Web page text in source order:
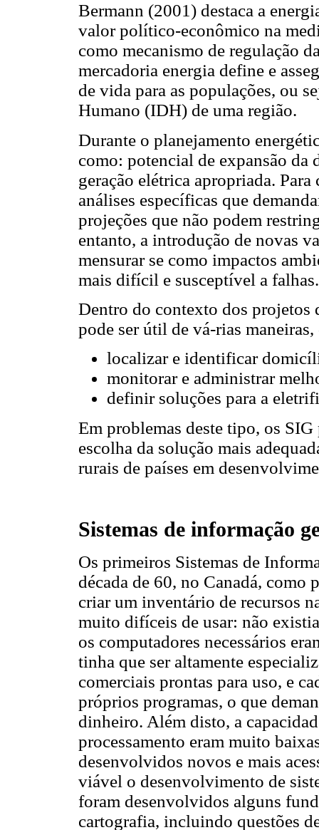
Bermann (2001) destaca a
valor político-econômico na
como mecanismo de regulação
mercadoria energia define e
de vida para as populações, ou
Humano (IDH) de uma região.
Durante o planejamento
como: potencial de expansão da
geração elétrica apropriada. Para
análises específicas que
projeções que não podem
entanto, a introdução de novas
mensurar se como impactos
mais difícil e susceptível a falhas.
Dentro do contexto dos projetos
pode ser útil de vá-rias maneiras,
localizar e identificar
monitorar e administrar
definir soluções para a
Em problemas deste tipo, os
escolha da solução mais
rurais de países em
Sistemas de informação
Os primeiros Sistemas de
década de 60, no Canadá, como
criar um inventário de recursos
muito difíceis de usar: não
os computadores necessários
tinha que ser altamente
comerciais prontas para uso, e
próprios programas, o que
dinheiro. Além disto, a
processamento eram muito
desenvolvidos novos e mais
viável o desenvolvimento de
foram desenvolvidos alguns
cartografia, incluindo questões